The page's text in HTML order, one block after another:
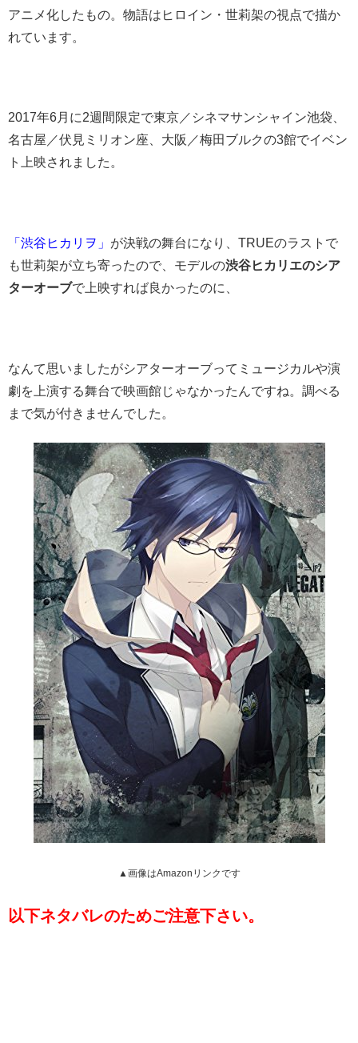
アニメ化したもの。物語はヒロイン・世莉架の視点で描か
れています。
2017年6月に2週間限定で東京／シネマサンシャイン池袋、
名古屋／伏見ミリオン座、大阪／梅田ブルクの3館でイベン
ト上映されました。
「渋谷ヒカリヲ」 が決戦の舞台になり、TRUEのラストで
も世莉架が立ち寄ったので、モデルの渋谷ヒカリエのシア
ターオーブで上映すれば良かったのに、
なんて思いましたがシアターオーブってミュージカルや演
劇を上演する舞台で映画館じゃなかったんですね。調べる
まで気が付きませんでした。
▲画像はAmazonリンクです
以下ネタバレのためご注意下さい。